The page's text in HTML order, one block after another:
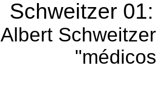
Schweitzer
Albert